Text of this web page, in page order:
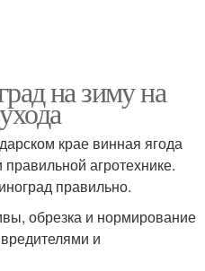
на зиму на
крае винная ягода
агротехнике.
правильно.
обрезка и нормирование
и